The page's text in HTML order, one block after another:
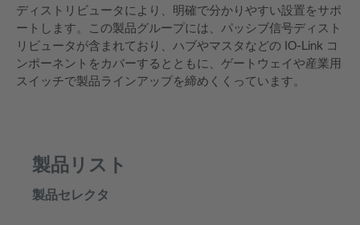
ディストリビュータにより、明確で分かりやすい設置をサポ
ートします。この製品グループには、パッシブ信号ディスト
リビュータが含まれており、ハブやマスタなどの IO-Link コ
ンポーネントをカバーするとともに、ゲートウェイや産業用
スイッチで製品ラインアップを締めくくっています。
製品リスト
製品セレクタ